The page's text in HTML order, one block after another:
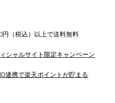
have
円（税込）以上で送料無料
シャルサイト限定キャンペーン
連携で楽天ポイントが貯まる